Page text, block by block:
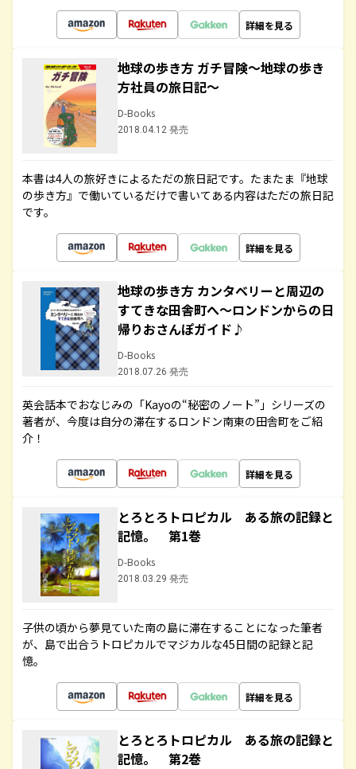
詳細を見る
地球の歩き方 ガチ冒険～地球の歩き
方社員の旅日記～
D-Books
2018.04.12 発売
本書は4人の旅好きによるただの旅日記です。たまたま『地球
の歩き方』で働いているだけで書いてある内容はただの旅日記
です。
詳細を見る
地球の歩き方 カンタベリーと周辺の
すてきな田舎町へ～ロンドンからの日
帰りおさんぽガイド♪
D-Books
2018.07.26 発売
英会話本でおなじみの「Kayoの“秘密のノート”」シリーズの
著者が、今度は自分の滞在するロンドン南東の田舎町をご紹
介！
詳細を見る
とろとろトロピカル ある旅の記録と
記憶。 第1巻
D-Books
2018.03.29 発売
子供の頃から夢見ていた南の島に滞在することになった筆者
が、島で出合うトロピカルでマジカルな45日間の記録と記
憶。
詳細を見る
とろとろトロピカル ある旅の記録と
記憶。 第2巻